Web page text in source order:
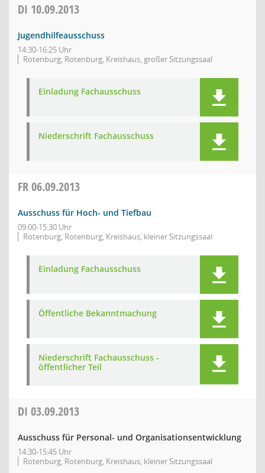
DI 10.09.2013
Jugendhilfeausschuss
14:30-16:25 Uhr
Rotenburg, Rotenburg, Kreishaus, großer Sitzungssaal
Einladung Fachausschuss
Niederschrift Fachausschuss
FR06.09.2013
Ausschuss für Hoch- und Tiefbau
09:00-15:30 Uhr
Rotenburg, Rotenburg, Kreishaus, kleiner Sitzungssaal
Einladung Fachausschuss
Öffentliche Bekanntmachung
Niederschrift Fachausschuss -
öffentlicher Teil
DI 03.09.2013
Ausschuss für Personal- und Organisationsentwicklung
14:30-15:45 Uhr
Rotenburg, Rotenburg, Kreishaus, kleiner Sitzungssaal